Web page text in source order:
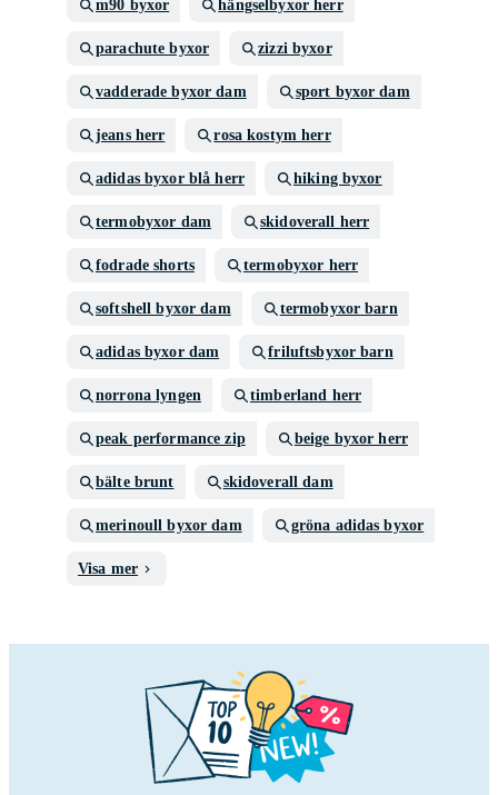
m90 byxor hängselbyxor herr
parachute byxor zizzi byxor
vadderade byxor dam sport byxor dam
jeans herr rosa kostym herr
adidas byxor blå herr hiking byxor
termobyxor dam skidoverall herr
fodrade shorts termobyxor herr
softshell byxor dam termobyxor barn
adidas byxor dam friluftsbyxor barn
norrona lyngen timberland herr
peak performance zip beige byxor herr
bälte brunt skidoverall dam
merinoull byxor dam gröna adidas byxor
Visa mer